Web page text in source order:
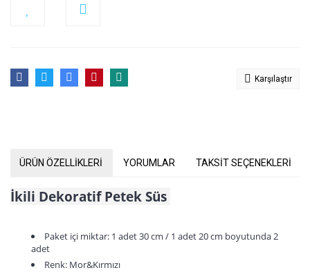
Karşılaştır
ÜRÜN ÖZELLİKLERİ YORUMLAR TAKSİT SEÇENEKLERİ
İkili Dekoratif Petek Süs
Paket içi miktar: 1 adet 30 cm / 1 adet 20 cm boyutunda 2
adet
Renk: Mor&Kırmızı